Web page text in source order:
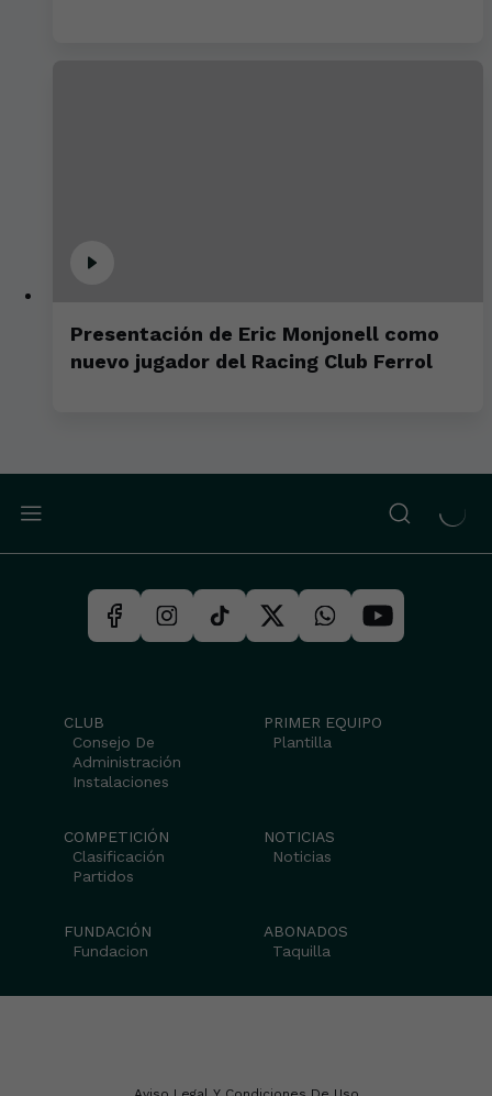
Presentación de Eric Monjonell como
nuevo jugador del Racing Club Ferrol
CLUB
Consejo De
Administración
Instalaciones
PRIMER EQUIPO
Plantilla
COMPETICIÓN
Clasificación
Partidos
NOTICIAS
Noticias
FUNDACIÓN
Fundacion
ABONADOS
Taquilla